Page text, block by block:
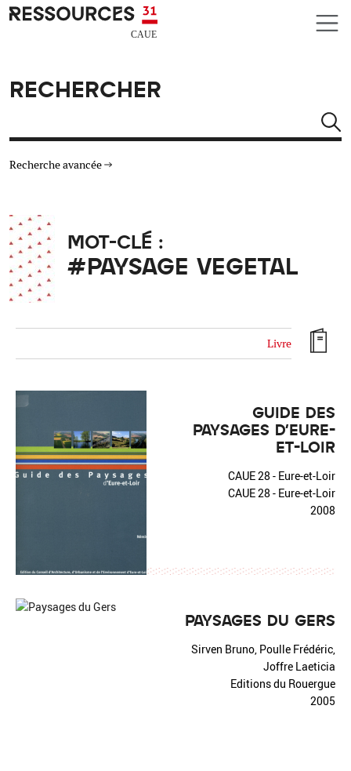
Aller au contenu principal
CAUE RESSOURCES 31
RECHERCHER
Recherche avancée
TYPE DE RESSOURCES
MATÉRIAUX
Réinitialiser Fermer la recherche avancée
MOT-CLÉ :
#PAYSAGE VEGETAL
Livre
GUIDE DES
PAYSAGES D'EURE-
ET-LOIR
CAUE 28 - Eure-et-Loir
CAUE 28 - Eure-et-Loir
2008
PAYSAGES DU GERS
Sirven Bruno, Poulle Frédéric,
Joffre Laeticia
Editions du Rouergue
2005